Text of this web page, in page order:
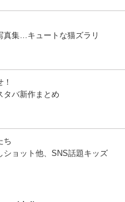
真集…キュートな猫ズラリ
バ新作まとめ
ち
ショット他、SNS話題キッズ